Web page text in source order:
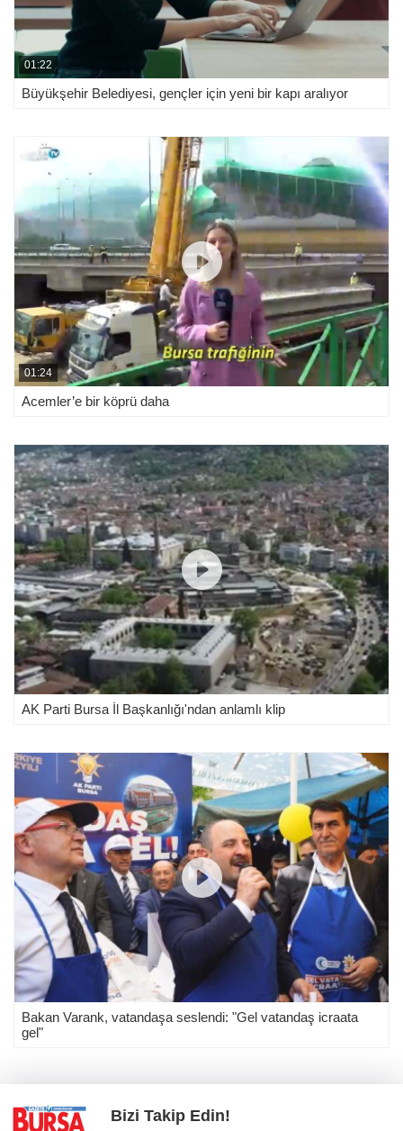
01:22
Büyükşehir Belediyesi, gençler için yeni bir kapı aralıyor
01:24
Acemler’e bir köprü daha
AK Parti Bursa İl Başkanlığı'ndan anlamlı klip
Bakan Varank, vatandaşa seslendi: "Gel vatandaş icraata
gel"
Bizi Takip Edin!